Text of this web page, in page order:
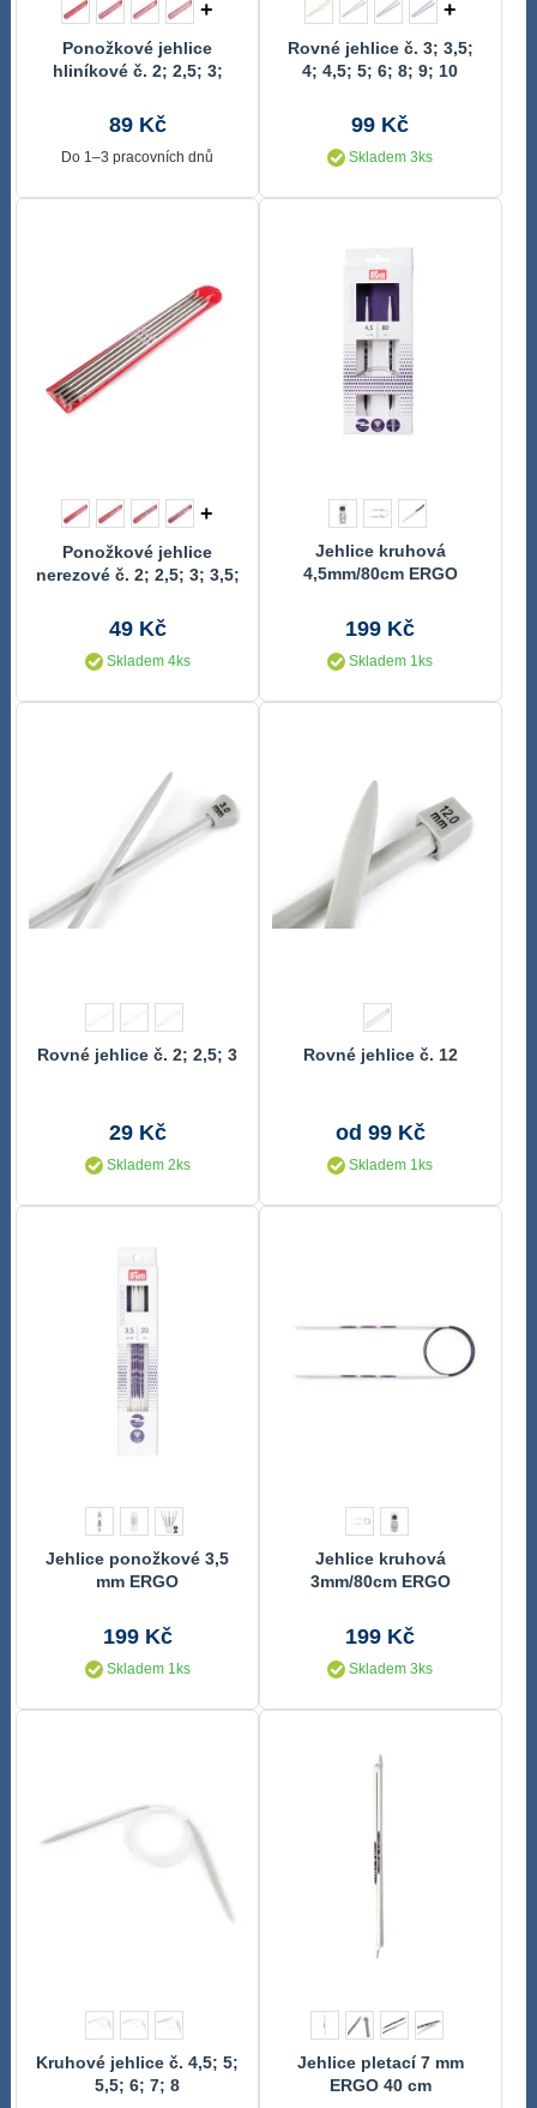
+
Ponožkové jehlice
hliníkové č. 2; 2,5; 3;
89 Kč
Do 1–3 pracovních dnů
+
Rovné jehlice č. 3; 3,5;
4; 4,5; 5; 6; 8; 9; 10
99 Kč
Skladem 3ks
+
Ponožkové jehlice
nerezové č. 2; 2,5; 3; 3,5;
49 Kč
Skladem 4ks
Jehlice kruhová
4,5mm/80cm ERGO
199 Kč
Skladem 1ks
Rovné jehlice č. 2; 2,5; 3
29 Kč
Skladem 2ks
Rovné jehlice č. 12
od 99 Kč
Skladem 1ks
Jehlice ponožkové 3,5
mm ERGO
199 Kč
Skladem 1ks
Jehlice kruhová
3mm/80cm ERGO
199 Kč
Skladem 3ks
Kruhové jehlice č. 4,5; 5;
5,5; 6; 7; 8
Jehlice pletací 7 mm
ERGO 40 cm